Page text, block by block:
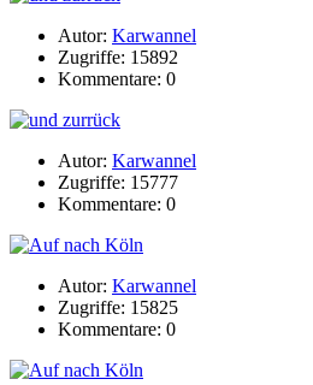
Autor: Karwannel
Zugriffe: 15892
Kommentare: 0
Autor: Karwannel
Zugriffe: 15777
Kommentare: 0
Autor: Karwannel
Zugriffe: 15825
Kommentare: 0